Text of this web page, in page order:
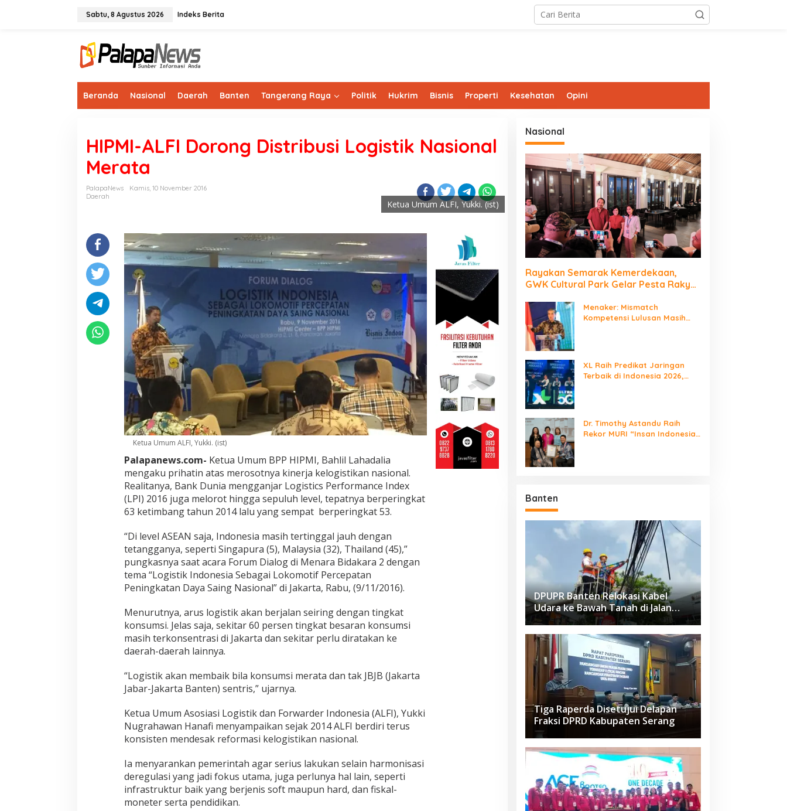
Sabtu, 8 Agustus 2026 Indeks Berita
Beranda Nasional Daerah Banten Tangerang Raya Politik Hukrim Bisnis Properti Kesehatan Opini
HIPMI-ALFI Dorong Distribusi Logistik Nasional
Merata
PalapaNews
Kamis, 10 November 2016
Daerah
Ketua Umum ALFI, Yukki. (ist)
Ketua Umum ALFI, Yukki. (ist)
Palapanews.com- Ketua Umum BPP HIPMI, Bahlil Lahadalia
mengaku prihatin atas merosotnya kinerja kelogistikan nasional.
Realitanya, Bank Dunia mengganjar Logistics Performance Index
(LPI) 2016 juga melorot hingga sepuluh level, tepatnya berperingkat
63 ketimbang tahun 2014 lalu yang sempat berperingkat 53.
“Di level ASEAN saja, Indonesia masih tertinggal jauh dengan
tetangganya, seperti Singapura (5), Malaysia (32), Thailand (45),”
pungkasnya saat acara Forum Dialog di Menara Bidakara 2 dengan
tema “Logistik Indonesia Sebagai Lokomotif Percepatan
Peningkatan Daya Saing Nasional” di Jakarta, Rabu, (9/11/2016).
Menurutnya, arus logistik akan berjalan seiring dengan tingkat
konsumsi. Jelas saja, sekitar 60 persen tingkat besaran konsumsi
masih terkonsentrasi di Jakarta dan sekitar perlu diratakan ke
daerah-daerah lainnya.
“Logistik akan membaik bila konsumsi merata dan tak JBJB (Jakarta
Jabar-Jakarta Banten) sentris,” ujarnya.
Ketua Umum Asosiasi Logistik dan Forwarder Indonesia (ALFI), Yukki
Nugrahawan Hanafi menyampaikan sejak 2014 ALFI berdiri terus
konsisten mendesak reformasi kelogistikan nasional.
Ia menyarankan pemerintah agar serius lakukan selain harmonisasi
deregulasi yang jadi fokus utama, juga perlunya hal lain, seperti
infrastruktur baik yang berjenis soft maupun hard, dan fiskal-
moneter serta pendidikan.
Nasional
Rayakan Semarak Kemerdekaan,
GWK Cultural Park Gelar Pesta Rakyat
Menaker: Mismatch
Kompetensi Lulusan Masih
XL Raih Predikat Jaringan
Terbaik di Indonesia 2026,
Dr. Timothy Astandu Raih
Rekor MURI “Insan Indonesia
Banten
DPUPR Banten Relokasi Kabel
Udara ke Bawah Tanah di Jalan
Raden Fatah Ciledug
Tiga Raperda Disetujui Delapan
Fraksi DPRD Kabupaten Serang